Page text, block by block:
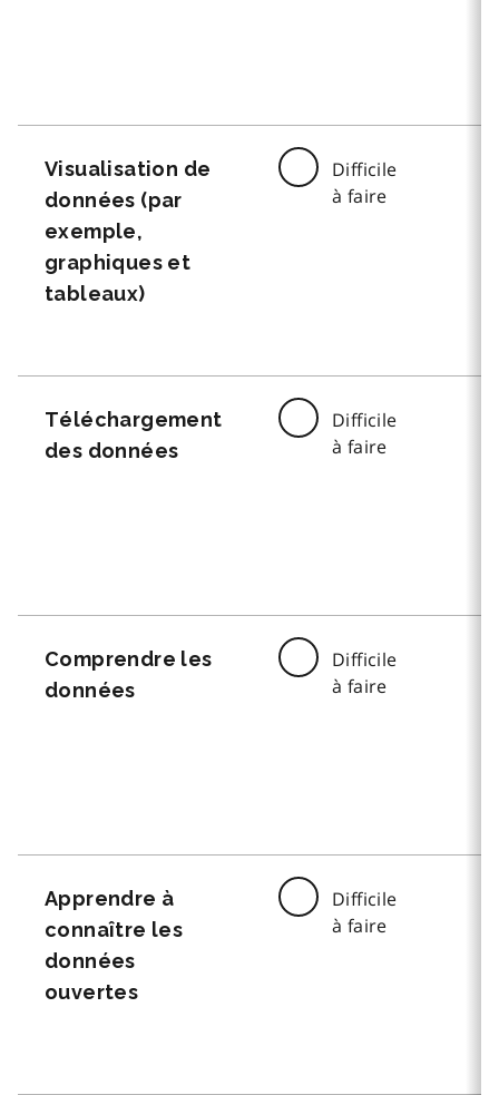
Visualisation de
données (par
exemple,
graphiques et
tableaux)
Difficile
à faire
Téléchargement
des données
Difficile
à faire
Comprendre les
données
Difficile
à faire
Apprendre à
connaître les
données
ouvertes
Difficile
à faire